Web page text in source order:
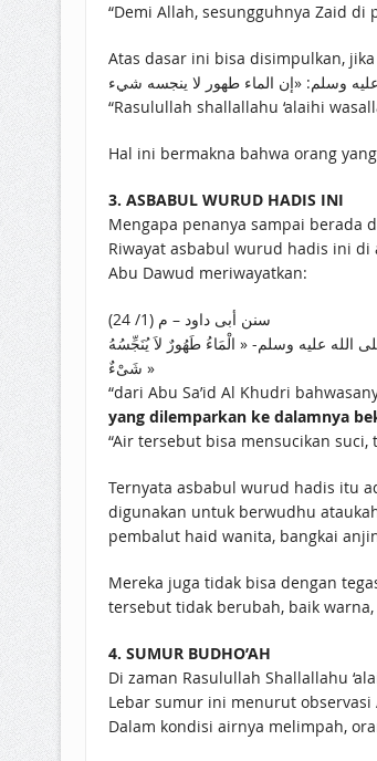
“Demi Allah, sesungguhnya Zaid di
Atas dasar ini bisa disimpulkan,
“Rasulullah shallallahu ‘alaihi
Hal ini bermakna bahwa orang
3. ASBABUL WURUD HADIS INI
Mengapa penanya sampai berada
Riwayat asbabul wurud hadis ini
Abu Dawud meriwayatkan:
سنن أبى داود – م (1/ 24)
الله عليه وسلم- « الْمَاءُ طَهُورٌ لاَ يُنَجِّسُهُ
شَىْءٌ »
“dari Abu Sa’id Al Khudri
yang dilemparkan ke dalamnya
“Air tersebut bisa mensucikan
Ternyata asbabul wurud hadis itu
digunakan untuk berwudhu
pembalut haid wanita, bangkai
Mereka juga tidak bisa dengan
tersebut tidak berubah, baik
4. SUMUR BUDHO’AH
Di zaman Rasulullah Shallallahu
Lebar sumur ini menurut observasi